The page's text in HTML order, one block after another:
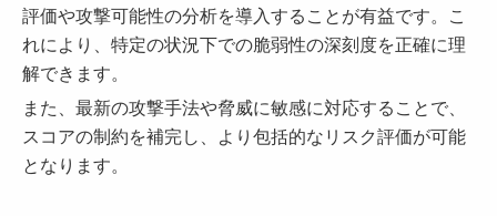
評価や攻撃可能性の分析を導入することが有益です。こ
れにより、特定の状況下での脆弱性の深刻度を正確に理
解できます。
また、最新の攻撃手法や脅威に敏感に対応することで、
スコアの制約を補完し、より包括的なリスク評価が可能
となります。